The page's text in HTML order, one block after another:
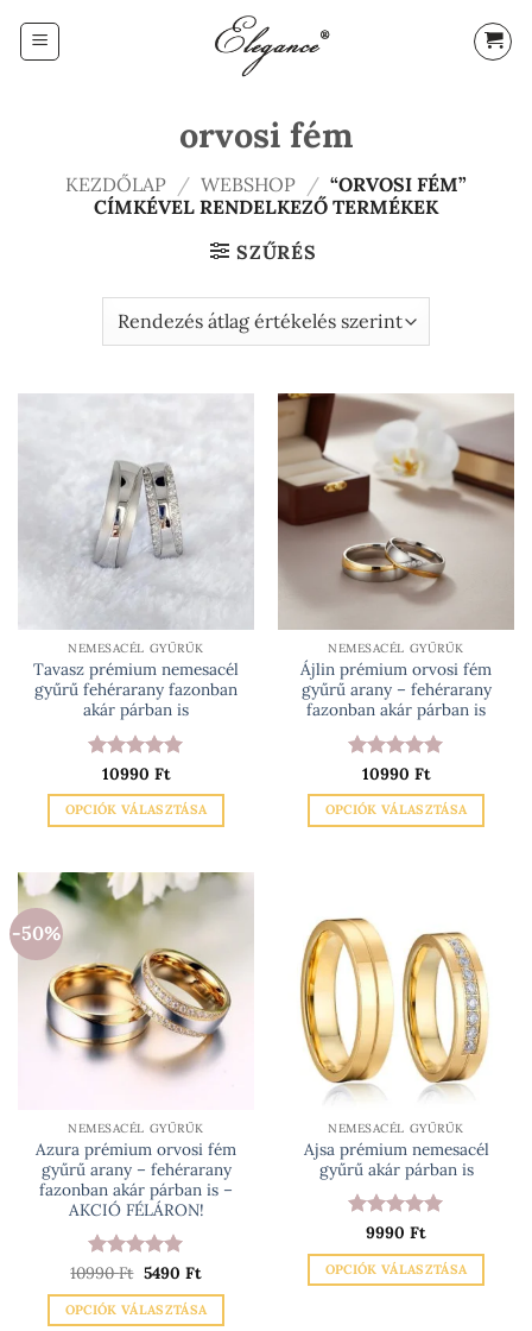
orvosi fém
KEZDŐLAP / WEBSHOP / “ORVOSI FÉM”
CÍMKÉVEL RENDELKEZŐ TERMÉKEK
SZŰRÉS
NEMESACÉL GYŰRŰK
Tavasz prémium nemesacél
gyűrű fehérarany fazonban
akár párban is
Értékelés:
/ 5
10990 Ft
OPCIÓK VÁLASZTÁSA
terméknek
több
van.
A
változatok
a
termékoldalon
választhatók
NEMESACÉL GYŰRŰK
Ájlin prémium orvosi fém
gyűrű arany – fehérarany
fazonban akár párban is
Értékelés:
/ 5
10990 Ft
OPCIÓK VÁLASZTÁSA
variációja
van.
A
változatok
termékoldalon
választhatók
-50%
NEMESACÉL GYŰRŰK
Azura prémium orvosi fém
gyűrű arany – fehérarany
fazonban akár párban is –
AKCIÓ FÉLÁRON!
Értékelés:5
/ 5
10990Ft Original
price
was:
10990 Ft.
5490 FtCurrent
is:
5490 Ft.
OPCIÓK VÁLASZTÁSA
NEMESACÉL GYŰRŰK
Ajsa prémium nemesacél
gyűrű akár párban is
Értékelés:
/ 5
9990 Ft
OPCIÓK VÁLASZTÁSA